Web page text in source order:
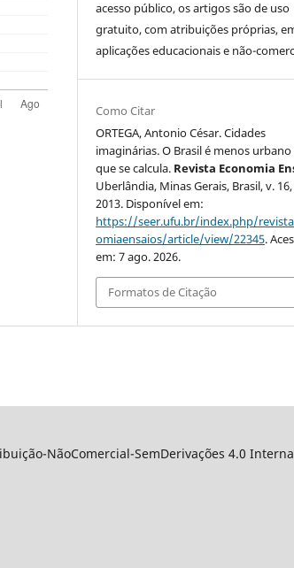
acesso público, os artigos são de uso
gratuito, com atribuições próprias,
aplicações educacionais e não-
Como Citar
ORTEGA, Antonio César. Cidades
imaginárias. O Brasil é menos
que se calcula. Revista Economia
Uberlândia, Minas Gerais, Brasil, v.
2013. Disponível em:
https://seer.ufu.br/index.php/
omiaensaios/article/view/22345.
em: 7 ago. 2026.
Formatos de Citação
NãoComercial-SemDerivações 4.0